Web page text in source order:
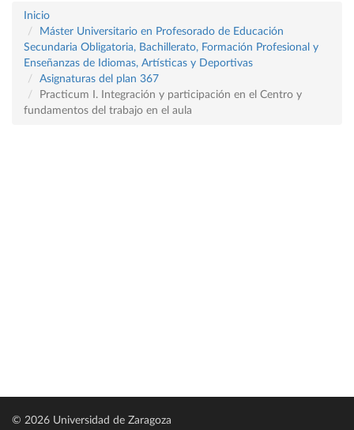
Inicio
Máster Universitario en Profesorado de Educación
Secundaria Obligatoria, Bachillerato, Formación Profesional y
Enseñanzas de Idiomas, Artísticas y Deportivas
Asignaturas del plan 367
Practicum I. Integración y participación en el Centro y
fundamentos del trabajo en el aula
© 2026 Universidad de Zaragoza